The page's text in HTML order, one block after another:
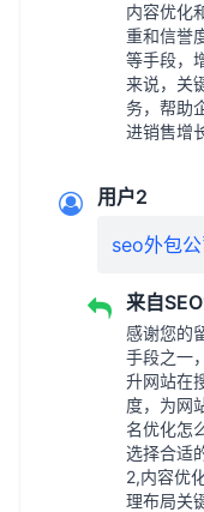
内容优化
重和信誉
等手段，
来说，关
务，帮助
进销售增
用户2
seo外包公
来自
感谢您的
手段之一
升网站在
度，为网
名优化怎
选择合适
2,内容优
理布局关